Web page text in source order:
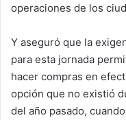
operaciones de los
Y aseguró que la
para esta jornada
hacer compras en
opción que no existió
del año pasado,